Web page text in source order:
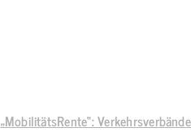
„MobilitätsRente“: